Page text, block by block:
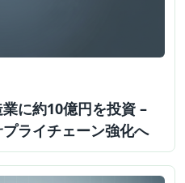
に約10億円を投資 –
ライチェーン強化へ